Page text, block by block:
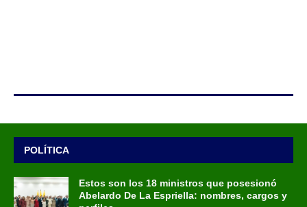
POLÍTICA
Estos son los 18 ministros que posesionó
Abelardo De La Espriella: nombres, cargos y